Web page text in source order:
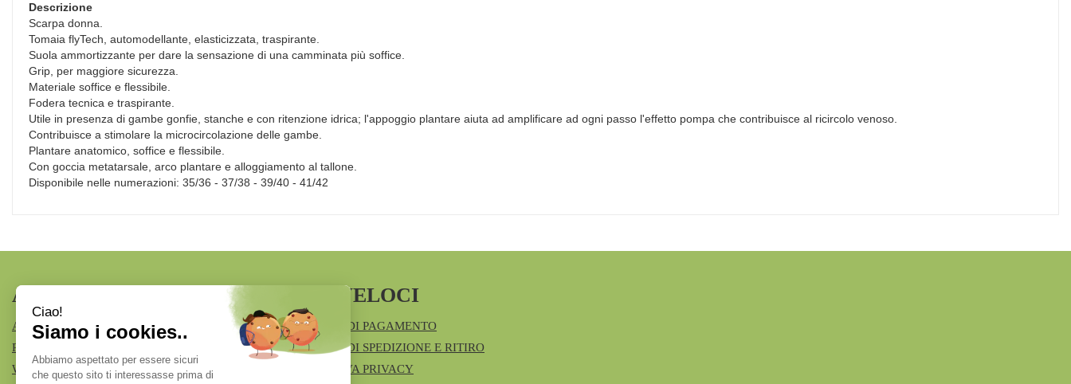
Descrizione
Scarpa donna.
Tomaia flyTech, automodellante, elasticizzata, traspirante.
Suola ammortizzante per dare la sensazione di una camminata più soffice.
Grip, per maggiore sicurezza.
Materiale soffice e flessibile.
Fodera tecnica e traspirante.
Utile in presenza di gambe gonfie, stanche e con ritenzione idrica; l'appoggio plantare aiuta ad amplificare ad ogni passo l'effetto pompa che contribuisce al ricircolo venoso.
Contribuisce a stimolare la microcircolazione delle gambe.
Plantare anatomico, soffice e flessibile.
Con goccia metatarsale, arco plantare e alloggiamento al tallone.
Disponibile nelle numerazioni: 35/36 - 37/38 - 39/40 - 41/42
AREA UTENTE
ACCEDI
REGISTRATI
WISHLIST
LINK VELOCI
MODALITÀ DI PAGAMENTO
MODALITÀ DI SPEDIZIONE E RITIRO
INFORMATIVA PRIVACY